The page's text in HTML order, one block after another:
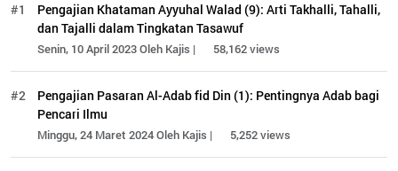
#1
Pengajian Khataman Ayyuhal Walad (9): Arti Takhalli, Tahalli,
dan Tajalli dalam Tingkatan Tasawuf
Senin, 10 April 2023 Oleh Kajis | 58,162 views
#2
Pengajian Pasaran Al-Adab fid Din (1): Pentingnya Adab bagi
Pencari Ilmu
Minggu, 24 Maret 2024 Oleh Kajis | 5,252 views